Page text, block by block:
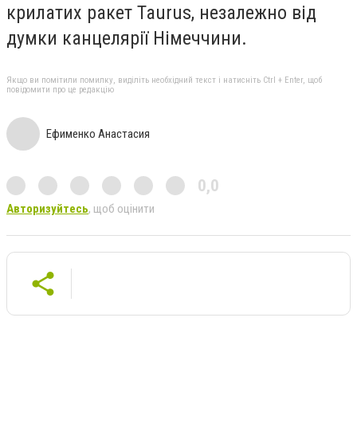
крилатих ракет Taurus, незалежно від
думки канцелярії Німеччини.
Якщо ви помітили помилку, виділіть необхідний текст і натисніть Ctrl + Enter, щоб
повідомити про це редакцію
Ефименко Анастасия
0,0
Авторизуйтесь, щоб оцінити